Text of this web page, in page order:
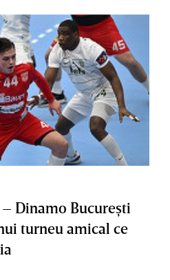
Dinamo Bucureşti
turneu amical ce